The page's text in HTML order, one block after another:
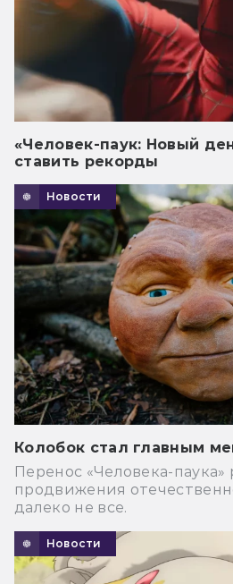
«Человек-паук: Новый
ставить рекорды
Новости
Колобок стал главным
Перенос «Человека-паука»
продвижения
далеко не все.
Новости